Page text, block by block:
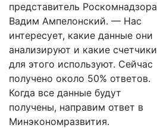
представитель Роскомнадзора
Вадим Ампелонский. — Нас
интересует, какие данные они
анализируют и какие счетчики
для этого используют. Сейчас
получено около 50% ответов.
Когда все данные будут
получены, направим ответ в
Минэкономразвития.